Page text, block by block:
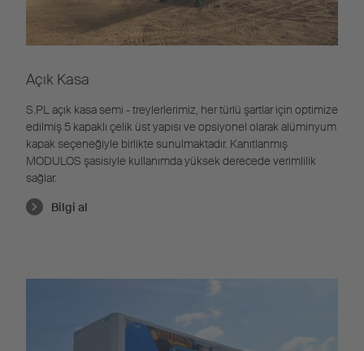
Açık Kasa
S.PL açık kasa semi - treylerlerimiz, her türlü şartlar için optimize
edilmiş 5 kapaklı çelik üst yapısı ve opsiyonel olarak alüminyum
kapak seçeneğiyle birlikte sunulmaktadır. Kanıtlanmış
MODULOS şasisiyle kullanımda yüksek derecede verimlilik
sağlar.
Bilgi al